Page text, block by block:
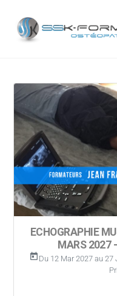
content
ECHOGRAPHIE
MARS 2027
today Du 12 Mar 2027 au 27